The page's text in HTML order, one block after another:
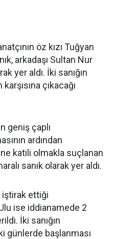
öz kızı Tuğyan
arkadaşı Sultan Nur
yer aldı. İki sanığın
çıkacağı
geniş çaplı
ardından
katili olmakla suçlanan
sanık olarak yer aldı.
iştirak ettiği
ise iddianamede 2
İki sanığın
günlerde başlanması